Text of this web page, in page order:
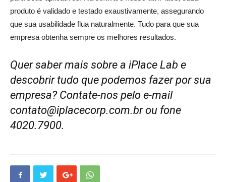
produto é validado e testado exaustivamente, assegurando
que sua usabilidade flua naturalmente. Tudo para que sua
empresa obtenha sempre os melhores resultados.
Quer saber mais sobre a iPlace Lab e
descobrir tudo que podemos fazer por sua
empresa? Contate-nos pelo e-mail
contato@iplacecorp.com.br ou fone
4020.7900.